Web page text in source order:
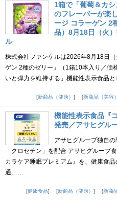
1箱で「葡萄＆カ
のフレーバーが楽
ージ コラーゲン 2
品）8月18日（火
ル
株式会社ファンケルは2026年8月18日
ゲン 2種のゼリー」（1箱10本入り／価
いと弾力を維持する」機能性表示食品
新商品（健康）
新商品（美容）
機能性表示食品『
発売／アサヒグル
アサヒグループ独自
「クロセチン」を配合 アサヒグループ
カラケア睡眠プレミアム』を、健康食
通……
健康食品
新商品（健康） 新商